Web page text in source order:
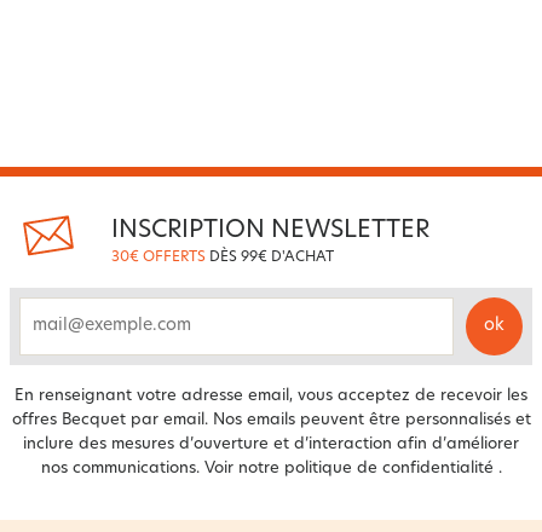
INSCRIPTION NEWSLETTER
30€ OFFERTS DÈS 99€ D'ACHAT
ok
En renseignant votre adresse email, vous acceptez de recevoir les
offres Becquet par email. Nos emails peuvent être personnalisés et
inclure des mesures d’ouverture et d’interaction afin d’améliorer
nos communications. Voir notre politique de confidentialité .